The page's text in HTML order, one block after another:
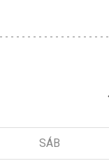
SÁB